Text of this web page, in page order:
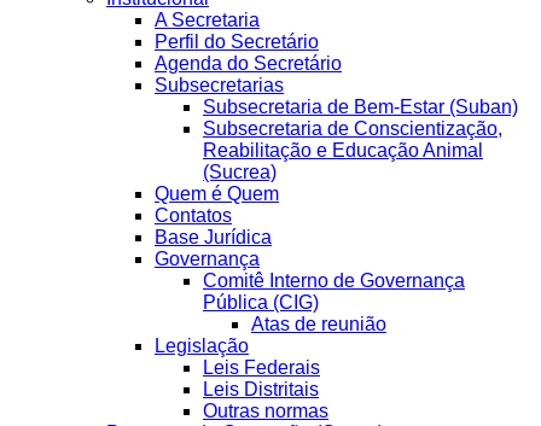
A Secretaria
Perfil do Secretário
Agenda do Secretário
Subsecretarias
Subsecretaria de Bem-Estar (Suban)
Subsecretaria de Conscientização,
Reabilitação e Educação Animal
(Sucrea)
Quem é Quem
Contatos
Base Jurídica
Governança
Comitê Interno de Governança
Pública (CIG)
Atas de reunião
Legislação
Leis Federais
Leis Distritais
Outras normas